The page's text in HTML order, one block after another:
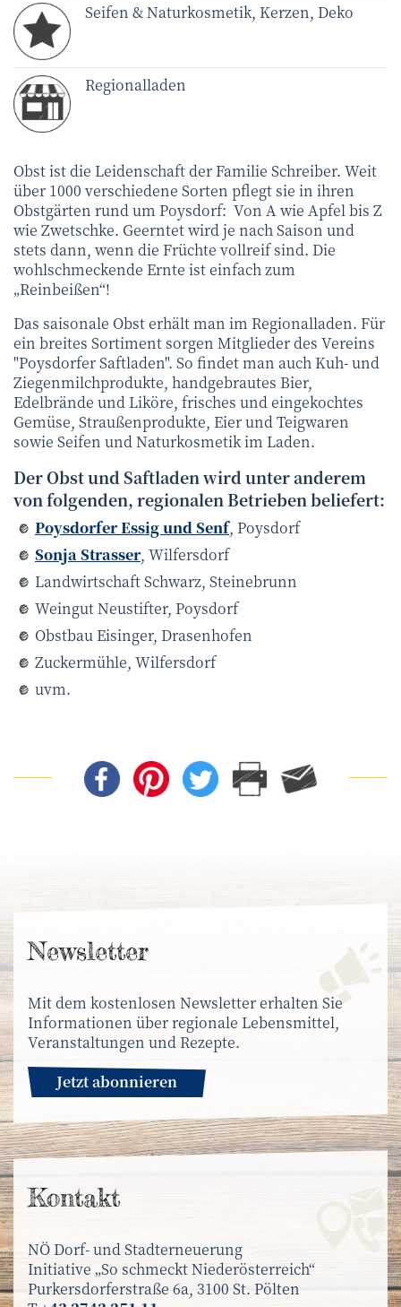
Seifen & Naturkosmetik, Kerzen, Deko
Regionalladen
Obst ist die Leidenschaft der Familie Schreiber. Weit
über 1000 verschiedene Sorten pflegt sie in ihren
Obstgärten rund um Poysdorf: Von A wie Apfel bis Z
wie Zwetschke. Geerntet wird je nach Saison und
stets dann, wenn die Früchte vollreif sind. Die
wohlschmeckende Ernte ist einfach zum
„Reinbeißen“!
Das saisonale Obst erhält man im Regionalladen. Für
ein breites Sortiment sorgen Mitglieder des Vereins
"Poysdorfer Saftladen". So findet man auch Kuh- und
Ziegenmilchprodukte, handgebrautes Bier,
Edelbrände und Liköre, frisches und eingekochtes
Gemüse, Straußenprodukte, Eier und Teigwaren
sowie Seifen und Naturkosmetik im Laden.
Der Obst und Saftladen wird unter anderem
von folgenden, regionalen Betrieben beliefert:
Poysdorfer Essig und Senf, Poysdorf
Sonja Strasser, Wilfersdorf
Landwirtschaft Schwarz, Steinebrunn
Weingut Neustifter, Poysdorf
Obstbau Eisinger, Drasenhofen
Zuckermühle, Wilfersdorf
uvm.
News­letter
Mit dem kostenlosen Newsletter erhalten Sie
Informationen über regionale Lebensmittel,
Veranstaltungen und Rezepte.
Jetzt abonnieren
Kontakt
NÖ Dorf- und Stadterneuerung
Initiative „So schmeckt Niederösterreich“
Purkersdorferstraße 6a, 3100 St. Pölten